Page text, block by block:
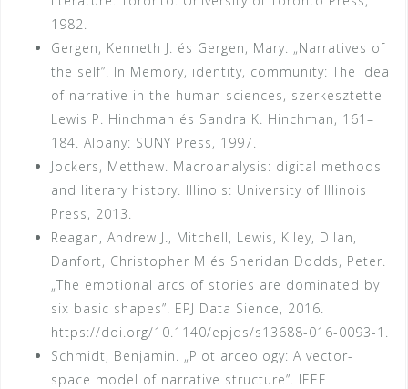
1982.
Gergen, Kenneth J. és Gergen, Mary. „Narratives of
the self”. In Memory, identity, community: The idea
of narrative in the human sciences, szerkesztette
Lewis P. Hinchman és Sandra K. Hinchman, 161–
184. Albany: SUNY Press, 1997.
Jockers, Metthew. Macroanalysis: digital methods
and literary history. Illinois: University of Illinois
Press, 2013.
Reagan, Andrew J., Mitchell, Lewis, Kiley, Dilan,
Danfort, Christopher M és Sheridan Dodds, Peter.
„The emotional arcs of stories are dominated by
six basic shapes”. EPJ Data Sience, 2016.
https://doi.org/10.1140/epjds/s13688-016-0093-1.
Schmidt, Benjamin. „Plot arceology: A vector-
space model of narrative structure”. IEEE